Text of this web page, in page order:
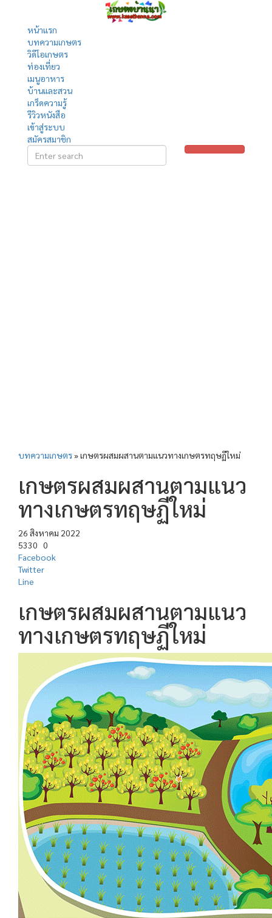
หน้าแรก
บทความเกษตร
วิดีโอเกษตร
ท่องเที่ยว
เมนูอาหาร
บ้านและสวน
เกร็ดความรู้
รีวิวหนังสือ
เข้าสู่ระบบ
สมัครสมาชิก
บทความเกษตร»เกษตรผสมผสานตามแนวทางเกษตรทฤษฏีใหม่
เกษตรผสมผสานตามแนว
ทางเกษตรทฤษฏีใหม่
26 สิงหาคม 2022
5330 0
Facebook
Twitter
Line
เกษตรผสมผสานตามแนว
ทางเกษตรทฤษฏีใหม่